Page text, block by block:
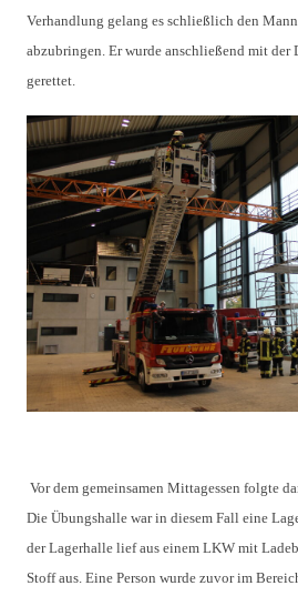
Verhandlung gelang es schließlich den
abzubringen. Er wurde anschließend mit der
gerettet.
Vor dem gemeinsamen Mittagessen folgte
Die Übungshalle war in diesem Fall eine
der Lagerhalle lief aus einem LKW mit
Stoff aus. Eine Person wurde zuvor im